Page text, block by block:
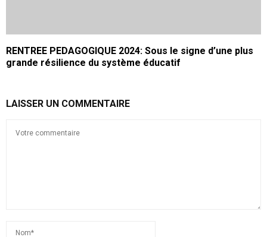
RENTREE PEDAGOGIQUE 2024: Sous le signe d’une plus
grande résilience du système éducatif
LAISSER UN COMMENTAIRE